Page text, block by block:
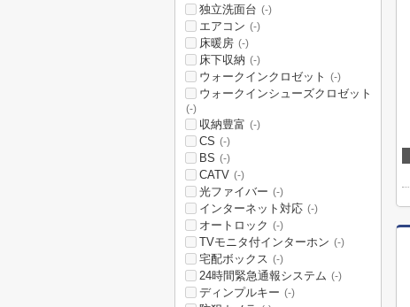
独立洗面台 (-)
エアコン (-)
床暖房 (-)
床下収納 (-)
ウォークインクロゼット (-)
ウォークインシューズクロゼット
(-)
収納豊富 (-)
CS (-)
BS (-)
CATV (-)
光ファイバー (-)
インターネット対応 (-)
オートロック (-)
TVモニタ付インターホン (-)
宅配ボックス (-)
24時間緊急通報システム (-)
ディンプルキー (-)